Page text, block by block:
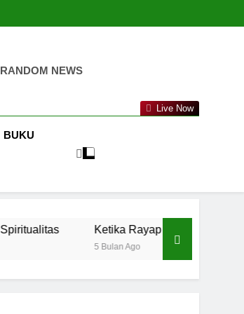
RANDOM NEWS
Live Now
BUKU
Ketika Rayap Bicara: Pelajaran Sains dan